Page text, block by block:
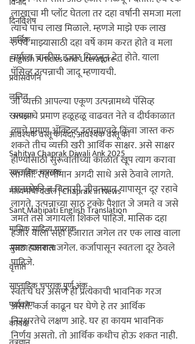
दिनविशेष
आर्थिक
English Articles and Literature ...
प्रवासवर्णन
ललित
रसग्रहण
आवश्यक वस्तू कायदा, आवश्यक वस्तू का
Sahitya Chaprak Diwali Ank 2025
साप्ताहिक चपराक
माध्यमांची दखल | Chaprak in News
Sant Mahipati English Translation
मासिक साहित्य चपराक
सुजाण पालकत्व
वृत्तांत
साप्ताहिक चपराक पूर्ण अंक
पर्यावरण
कायदा
लाखाचा मी प्लॉट घेतला तर दहा वर्षानी समजा मला
त्याचे पाच लाख मिळाले. म्हणजे माझे एक लाख
रुपये माझ्यासाठी दहा वर्षे काम करत होते व मला
वर्षाला चाळीस हजार मिळवून देत होते. याला
पॅसिव्ह उत्पन्नाची जादू म्हणायची.
जी व्यक्ती आपल्या एकूण उत्पन्नामध्ये पॅसिव्ह
उत्पन्नाचे प्रमाण हळूहळू वाढवत नेते व दीर्घकाळात
त्याचे प्रमाण अ‍ॅक्टिव्ह उत्पन्नाएवढे किंवा जास्त करु
शकते तीच व्यक्ती खरी आर्थिक साक्षर. असे साक्षर
होण्यासाठी सुरूवातीच्या काळात खूप त्याग करावा
लागतो. राहणीमान अगदी साधे असे ठेवावे लागते.
छानछोकी व विलासी जीवनमान यापासून दूर रहावे
लागते. उत्पन्नाच्या साठ टक्के पैशात जे जमते व जसे
जमते तसे जगायला शिकले पाहिजे. मासिक दहा
हजार वाला सहा हजारात जगेल तर एक लाख वाला
साठ हजारात जगेल. कर्जापासून स्वतःला दूर ठेवले
पाहिजे.
स्वतःचे घर असणे ही प्रत्येकाची भावनिक गरज
असते. कर्ज काढून घर घेणे हे तर आर्थिक
निरक्षरतेचे लक्षण आहे. घर हा कायम भावनिक
निर्णय असतो. तो आर्थिक कधीच होऊ शकत नाही.